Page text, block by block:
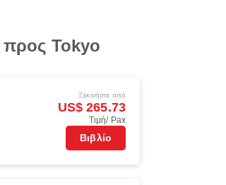
προς Tokyo
Ξεκινήστε από
US$ 265.73
Τιμή/ Pax
Βιβλίο